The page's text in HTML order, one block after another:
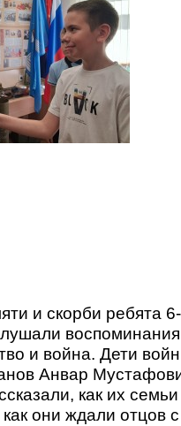
и скорби ребята
воспоминания
и война. Дети
Анвар
как их
они ждали отцов